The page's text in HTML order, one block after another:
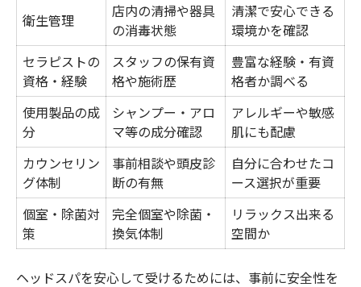
衛生管理
店内の清掃や器具
の消毒状態
清潔で安心できる
環境かを確認
セラピストの
資格・経験
スタッフの保有資
格や施術歴
豊富な経験・有資
格者か調べる
使用製品の成
分
シャンプー・アロ
マ等の成分確認
アレルギーや敏感
肌にも配慮
カウンセリン
グ体制
事前相談や頭皮診
断の有無
自分に合わせたコ
ース選択が重要
個室・除菌対
策
完全個室や除菌・
換気体制
リラックス出来る
空間か
ヘッドスパを安心して受けるためには、事前に安全性を